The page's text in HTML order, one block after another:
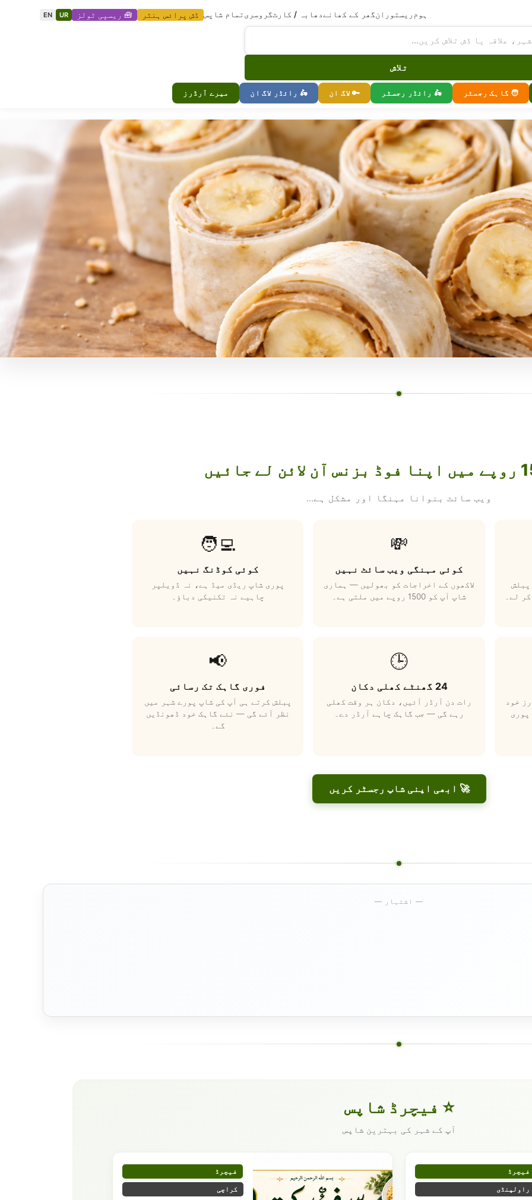
ہوم ریستورانگھر کے کھانےدھابہ / کارٹگروسریتمام شاپس ڈش پرائس ہنٹر 🧰 ریسپی ٹولز UR
EN
تلاش
🧑 گاہک رجسٹر 🛵 رائڈر رجسٹر 🔑 لاگ ان 🛵 رائڈر لاگ ان میرے آرڈرز
ویب سائٹ بنوانا مہنگا اور مشکل ہے...
لے۔
💸
کوئی مہنگی ویب سائٹ نہیں
لاکھوں کے اخراجات کو بھولیں — ہماری
شاپ آپ کو 1500 روپے میں ملتی ہے۔
🧑‍💻
کوئی کوڈنگ نہیں
پوری شاپ ریڈی میڈ ہے، نہ ڈویلپر
چاہیے نہ تکنیکی دباؤ۔
خود
🕒
24 گھنٹے کھلی دکان
رات دن آرڈر آئیں، دکان ہر وقت کھلی
رہے گی — جب گاہک چاہے آرڈر دے۔
📢
فوری گاہک تک رسائی
پبلش کرتے ہی آپ کی شاپ پورے شہر میں
نظر آئے گی — نئے گاہک خود ڈھونڈیں
گے۔
🚀 ابھی اپنی شاپ رجسٹر کریں
— اشتہار —
⭐ فیچرڈ شاپس
آپ کے شہر کی بہترین شاپس
فیچرڈ
راولپنڈی
فیچرڈ
کراچی